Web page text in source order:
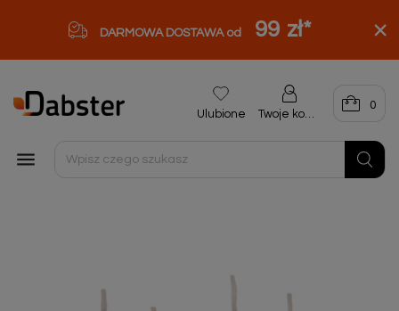
DARMOWA DOSTAWA od 99 zł*

Ulubione Twoje konto
0